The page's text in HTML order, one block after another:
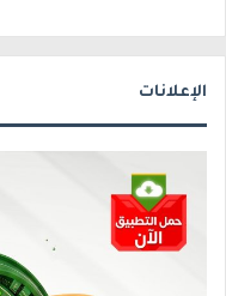
الإعلانات